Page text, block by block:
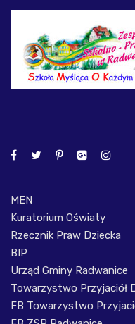
MEN
Kuratorium Oświaty
Rzecznik Praw Dziecka
BIP
Urząd Gminy Radwanice
Towarzystwo Przyjaciół
FB Towarzystwo